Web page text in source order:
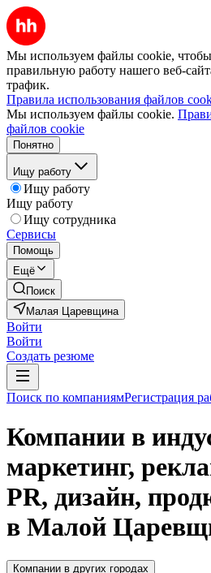
Мы используем файлы cookie, чтобы
правильную работу нашего веб-
трафик.
Правила использования файлов
Мы используем файлы cookie.
файлов cookie
Понятно
Ищу работу
Ищу работу
Ищу работу
Ищу сотрудника
Сервисы
Помощь
Ещё
Поиск
Малая Царевщина
Войти
Войти
Создать резюме
Поиск по компаниямРегистрация
Компании в
маркетинг,
PR, дизайн,
в Малой
Компании в других городах